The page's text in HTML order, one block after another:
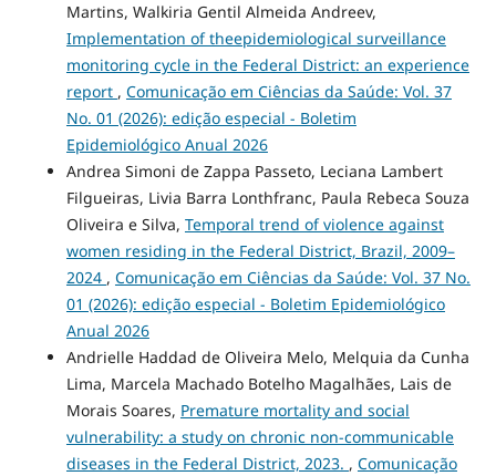
Martins, Walkiria Gentil Almeida Andreev,
Implementation of theepidemiological surveillance
monitoring cycle in the Federal District: an experience
report , Comunicação em Ciências da Saúde: Vol. 37
No. 01 (2026): edição especial - Boletim
Epidemiológico Anual 2026
Andrea Simoni de Zappa Passeto, Leciana Lambert
Filgueiras, Livia Barra Lonthfranc, Paula Rebeca Souza
Oliveira e Silva, Temporal trend of violence against
women residing in the Federal District, Brazil, 2009–
2024 , Comunicação em Ciências da Saúde: Vol. 37 No.
01 (2026): edição especial - Boletim Epidemiológico
Anual 2026
Andrielle Haddad de Oliveira Melo, Melquia da Cunha
Lima, Marcela Machado Botelho Magalhães, Lais de
Morais Soares, Premature mortality and social
vulnerability: a study on chronic non-communicable
diseases in the Federal District, 2023. , Comunicação